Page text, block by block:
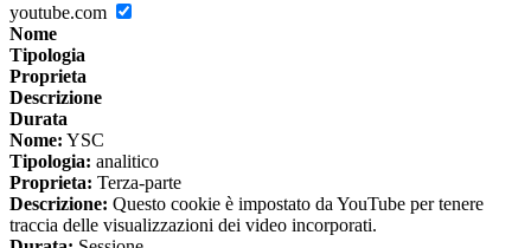
youtube.com
Nome
Tipologia
Proprieta
Descrizione
Durata
Nome: YSC
Tipologia: analitico
Proprieta: Terza-parte
Descrizione: Questo cookie è impostato da YouTube per tenere
traccia delle visualizzazioni dei video incorporati.